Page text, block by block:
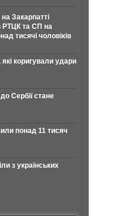
Закарпатті
РТЦК та СП на
тисячі чоловіків
коригували удари
Сербії стане
понад 11 тисяч
з українських